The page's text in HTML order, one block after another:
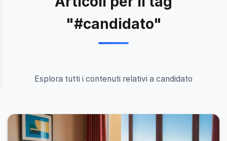
"#candidato"
Esplora tutti i contenuti relativi a candidato